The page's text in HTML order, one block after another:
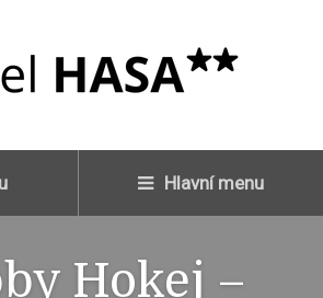
Hlavní menu
Hokej –